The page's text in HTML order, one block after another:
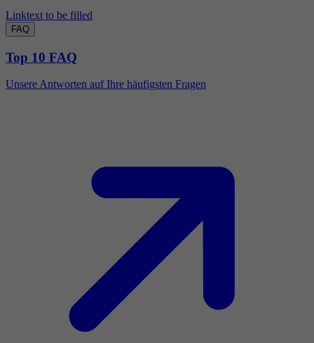
Linktext to be filled
FAQ
Top 10 FAQ
Unsere Antworten auf Ihre häufigsten Fragen